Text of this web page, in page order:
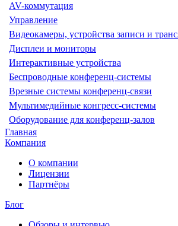
AV-коммутация
Управление
Видеокамеры, устройства записи и
Дисплеи и мониторы
Интерактивные устройства
Беспроводные конференц-системы
Врезные системы конференц-связи
Мультимедийные конгресс-системы
Оборудование для конференц-залов
Главная
Компания
О компании
Лицензии
Партнёры
Блог